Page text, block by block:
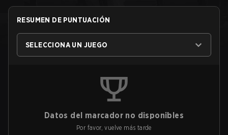
RESUMEN DE PUNTUACIÓN
SELECCIONA UN JUEGO
Datos del marcador no disponibles
Por favor, vuelve más tarde